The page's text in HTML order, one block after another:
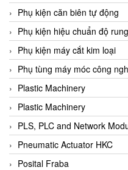
Benetech Vietnam
Bently Nevada
Bentone Vietnam
Bernstein Vietnam
Berthold
Bestech
Bestech
BETA
Bifold
Phụ kiện căn biên tự động
Phụ kiện hiệu chuẩn độ rung
Phụ kiện máy cắt kim loại
Phụ tùng máy móc công
Plastic Machinery
Plastic Machinery
PLS, PLC and Network
Pneumatic Actuator HKC
Posital Fraba